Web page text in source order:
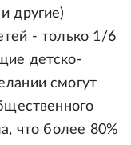
другие)
- только 1/6
детско-
смогут
что более 80%